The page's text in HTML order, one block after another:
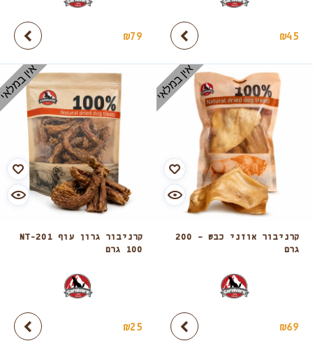
₪45
₪79
קרניבור אוזני כבש – 200
גרם
₪69
אין במלאי
קרניבור גרון עוף NT-201
100 גרם
₪25
אין